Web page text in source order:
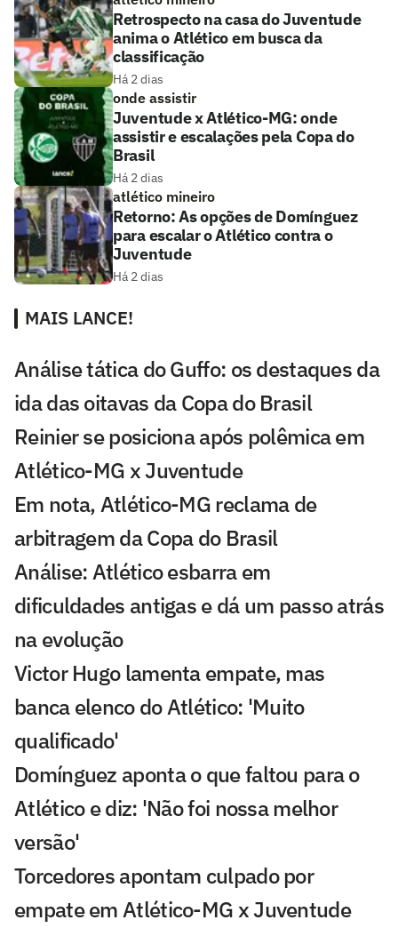
Retrospecto na casa do Juventude
anima o Atlético em busca da
classificação
Há 2 dias
onde assistir
Juventude x Atlético-MG: onde
assistir e escalações pela Copa do
Brasil
Há 2 dias
atlético mineiro
Retorno: As opções de Domínguez
para escalar o Atlético contra o
Juventude
Há 2 dias
MAIS LANCE!
Análise tática do Guffo: os destaques da
ida das oitavas da Copa do Brasil
Reinier se posiciona após polêmica em
Atlético-MG x Juventude
Em nota, Atlético-MG reclama de
arbitragem da Copa do Brasil
Análise: Atlético esbarra em
dificuldades antigas e dá um passo atrás
na evolução
Victor Hugo lamenta empate, mas
banca elenco do Atlético: 'Muito
qualificado'
Domínguez aponta o que faltou para o
Atlético e diz: 'Não foi nossa melhor
versão'
Torcedores apontam culpado por
empate em Atlético-MG x Juventude